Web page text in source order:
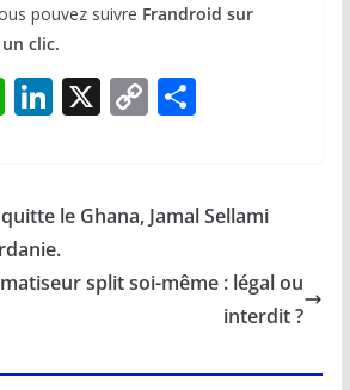
pouvez suivre Frandroid sur
clic.
W
s
A
p
Li
e
dI
n
X C
y
n
P
g
le Ghana, Jamal Sellami
split soi-même : légal ou
interdit ?